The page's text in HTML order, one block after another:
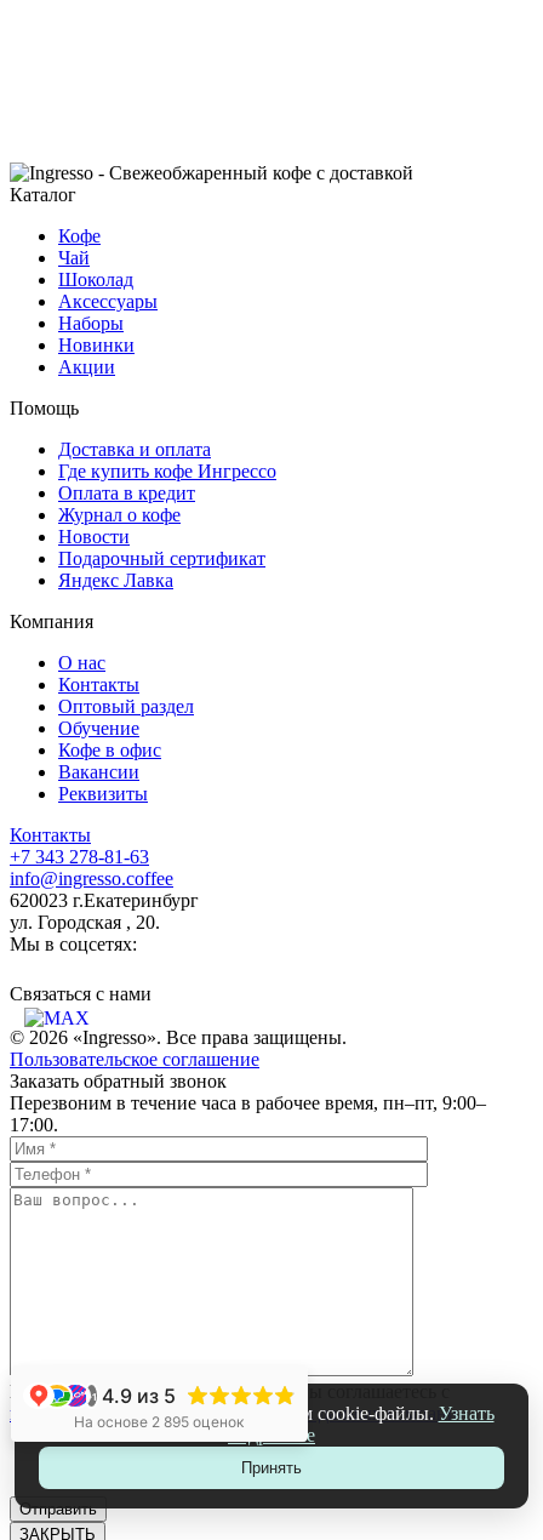
Каталог
Кофе
Чай
Шоколад
Аксессуары
Наборы
Новинки
Акции
Помощь
Доставка и оплата
Где купить кофе Ингрессо
Оплата в кредит
Журнал о кофе
Новости
Подарочный сертификат
Яндекс Лавка
Компания
О нас
Контакты
Оптовый раздел
Обучение
Кофе в офис
Вакансии
Реквизиты
Контакты
+7 343 278-81-63
info@ingresso.coffee
620023 г.Екатеринбург
ул. Городская , 20.
Мы в соцсетях:
Связаться c нами
© 2026 «Ingresso». Все права защищены.
Пользовательское соглашение
На нашем сайте мы используем cookie-файлы. Узнать
подробнее
Принять
Заказать обратный звонок
Перезвоним в течение часа в рабочее время, пн–пт, 9:00–
17:00.
Нажимая на кнопку «Отправить», вы соглашаетесь с
политикой обработки персональных данных компании
ЗАКРЫТЬ
+1 4.9из 5
На основе 2 895 оценок